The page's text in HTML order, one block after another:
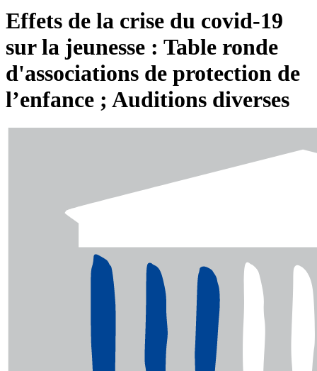
Effets de la crise du covid-19
sur la jeunesse : Table ronde
d'associations de protection de
l’enfance ; Auditions diverses